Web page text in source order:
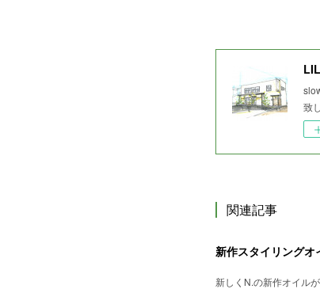
致
関連記事
新作スタイリング
新しくN.の新作オイル